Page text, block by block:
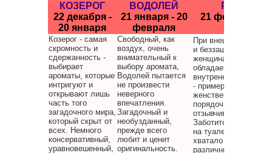
КОЗЕРОГ
22 декабря -
20 января
ВОДОЛЕЙ
21 января - 20
февраля
РЫБЫ
21 февраля -
Козерог - самая
скромность и
сдержанность -
выбирает
ароматы, которые
интригуют и
открывают лишь
часть того
загадочного мира,
который скрыт от
всех. Немного
консервативный,
уравновешенный,
Свободный, как
воздух, очень
внимательный к
выбору аромата,
Водолей пытается
не произвести
неверного
впечатления.
Загадочный и
необузданный,
прежде всего
любит и ценит
оригинальность.
При внешней
и беззащитности
женщина - Рыба
обладает огромной
внутренней силой.
- пример
женственности,
порядочности и
отзывчивости.
Заботится о том,
на туалетном
хватало места для
различных